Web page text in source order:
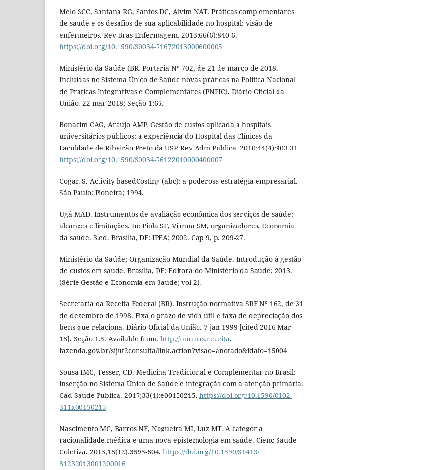
Melo SCC, Santana RG, Santos DC, Alvim NAT. Práticas complementares
de saúde e os desafios de sua aplicabilidade no hospital: visão de
enfermeiros. Rev Bras Enfermagem. 2013;66(6):840-6.
https://doi.org/10.1590/S0034-71672013000600005
Ministério da Saúde (BR. Portaria Nº 702, de 21 de março de 2018.
Incluídas no Sistema Único de Saúde novas práticas na Política Nacional
de Práticas Integrativas e Complementares (PNPIC). Diário Oficial da
União. 22 mar 2018; Seção 1:65.
Bonacim CAG, Araújo AMP. Gestão de custos aplicada a hospitais
universitários públicos: a experiência do Hospital das Clínicas da
Faculdade de Ribeirão Preto da USP. Rev Adm Publica. 2010;44(4):903-31.
https://doi.org/10.1590/S0034-76122010000400007
Cogan S. Activity-basedCosting (abc): a poderosa estratégia empresarial.
São Paulo: Pioneira; 1994.
Ugá MAD. Instrumentos de avaliação econômica dos serviços de saúde:
alcances e limitações. In: Piola SF, Vianna SM, organizadores. Economia
da saúde. 3.ed. Brasília, DF: IPEA; 2002. Cap 9, p. 209-27.
Ministério da Saúde; Organização Mundial da Saúde. Introdução à gestão
de custos em saúde. Brasília, DF: Editora do Ministério da Saúde; 2013.
(Série Gestão e Economia em Saúde; vol 2).
Secretaria da Receita Federal (BR). Instrução normativa SRF Nº 162, de 31
de dezembro de 1998. Fixa o prazo de vida útil e taxa de depreciação dos
bens que relaciona. Diário Oficial da União. 7 jan 1999 [cited 2016 Mar
18]; Seção 1:5. Available from: http://normas.receita.
fazenda.gov.br/sijut2consulta/link.action?visao=anotado&idato=15004
Sousa IMC, Tesser, CD. Medicina Tradicional e Complementar no Brasil:
inserção no Sistema Único de Saúde e integração com a atenção primária.
Cad Saude Publica. 2017;33(1):e00150215. https://doi.org/10.1590/0102-
311x00150215
Nascimento MC, Barros NF, Nogueira MI, Luz MT. A categoria
racionalidade médica e uma nova epistemologia em saúde. Cienc Saude
Coletiva. 2013;18(12):3595-604. https://doi.org/10.1590/S1413-
81232013001200016